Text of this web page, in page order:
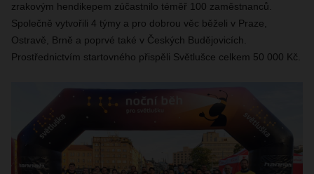
zrakovým hendikepem zúčastnilo téměř 100 zaměstnanců.
Společně vytvořili 4 týmy a pro dobrou věc běželi v Praze,
Ostravě, Brně a poprvé také v Českých Budějovicích.
Prostřednictvím startovného přispěli Světlušce celkem 50 000 Kč.